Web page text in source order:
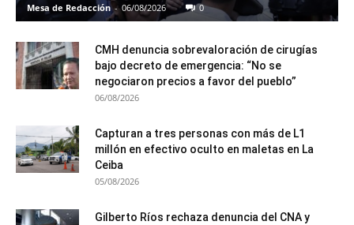
Mesa de Redacción - 06/08/2026 0
CMH denuncia sobrevaloración de cirugías
bajo decreto de emergencia: “No se
negociaron precios a favor del pueblo”
06/08/2026
Capturan a tres personas con más de L1
millón en efectivo oculto en maletas en La
Ceiba
05/08/2026
Gilberto Ríos rechaza denuncia del CNA y